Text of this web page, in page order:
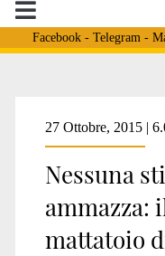
Facebook- Telegram -
27 Ottobre, 2015 |
Nessuna
ammazza:
mattatoio